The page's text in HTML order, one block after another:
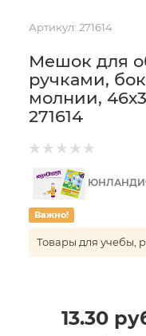
Артикул: 271614
Мешок для
ручками,
молнии,
271614
Важно!
Товары для учебы,
13.30